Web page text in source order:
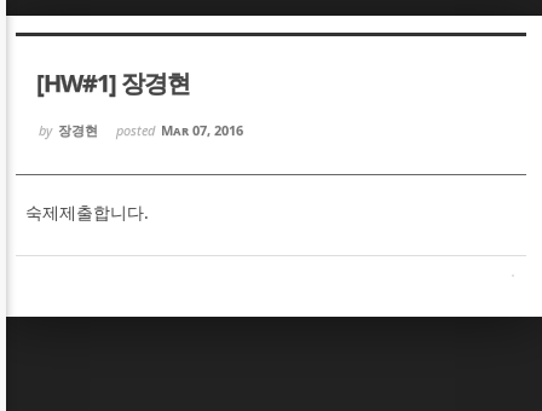
[HW#1] 장경현
by 장경현 posted Mar 07, 2016
숙제제출합니다.
Sketchbook5, 스케치북5
Sketchbook5, 스케치북5
Sketchbook5, 스케치북5
Sketchbook5, 스케치북5